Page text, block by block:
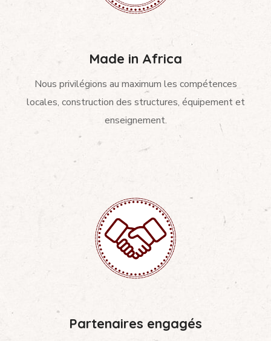
Made in Africa
Nous privilégions au maximum les compétences
locales, construction des structures, équipement et
enseignement.
Partenaires engagés